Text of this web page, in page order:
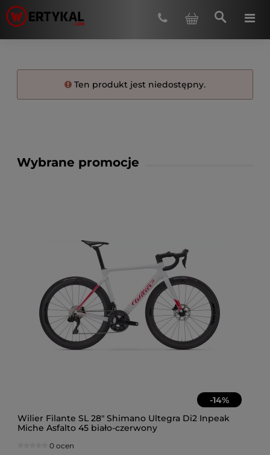
Ten produkt jest niedostępny.
Wybrane promocje
Di2 Inpeak
Wilier Filante SL 28" Shimano Ultegra Di2
Miche S50 niebieski